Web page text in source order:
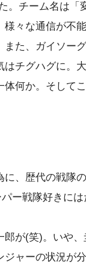
。チーム名は
様々な通信が不
た、ガイソー
チグハグに。
何か。そして
、歴代の戦隊
ー戦隊好きに
郎が(笑)。いや
ジャーの状況が